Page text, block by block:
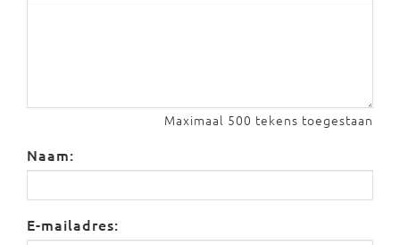
Maximaal 500 tekens toegestaan
Naam:
E-mailadres: